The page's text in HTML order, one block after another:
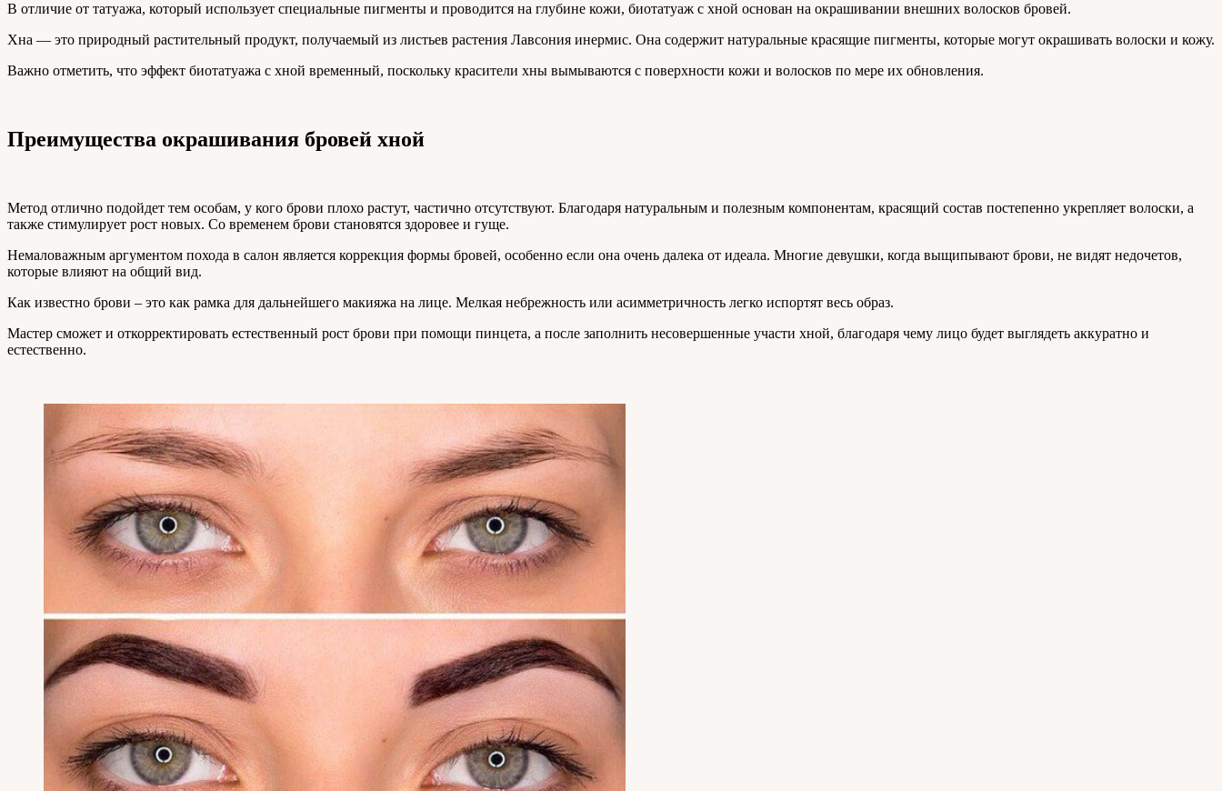
В отличие от татуажа, который использует специальные пигменты и проводится на глубине кожи, биотатуаж с хной основан на окрашивании внешних волосков бровей.
Хна — это природный растительный продукт, получаемый из листьев растения Лавсония инермис. Она содержит натуральные красящие пигменты, которые могут окрашивать волоски и кожу.
Важно отметить, что эффект биотатуажа с хной временный, поскольку красители хны вымываются с поверхности кожи и волосков по мере их обновления.
Преимущества окрашивания бровей хной
Метод отлично подойдет тем особам, у кого брови плохо растут, частично отсутствуют. Благодаря натуральным и полезным компонентам, красящий состав постепенно укрепляет волоски, а
также стимулирует рост новых. Со временем брови становятся здоровее и гуще.
Немаловажным аргументом похода в салон является коррекция формы бровей, особенно если она очень далека от идеала. Многие девушки, когда выщипывают брови, не видят недочетов,
которые влияют на общий вид.
Как известно брови – это как рамка для дальнейшего макияжа на лице. Мелкая небрежность или асимметричность легко испортят весь образ.
Мастер сможет и откорректировать естественный рост брови при помощи пинцета, а после заполнить несовершенные участи хной, благодаря чему лицо будет выглядеть аккуратно и
естественно.